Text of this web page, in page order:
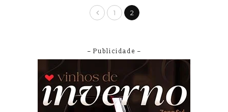
1 2
– Publicidade –